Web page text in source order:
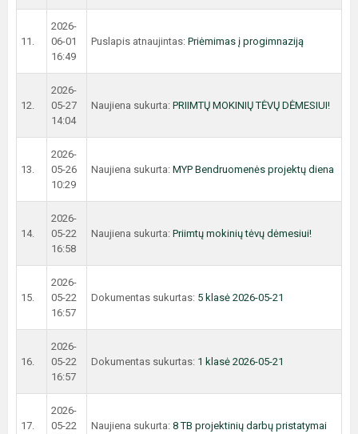
11.
2026-
06-01
16:49
Puslapis atnaujintas: Priėmimas į progimnaziją
12.
2026-
05-27
14:04
Naujiena sukurta: PRIIMTŲ MOKINIŲ TĖVŲ DĖMESIUI!
13.
2026-
05-26
10:29
Naujiena sukurta: MYP Bendruomenės projektų diena
14.
2026-
05-22
16:58
Naujiena sukurta: Priimtų mokinių tėvų dėmesiui!
15.
2026-
05-22
16:57
Dokumentas sukurtas: 5 klasė 2026-05-21
16.
2026-
05-22
16:57
Dokumentas sukurtas: 1 klasė 2026-05-21
17.
2026-
05-22
Naujiena sukurta: 8 TB projektinių darbų pristatymai